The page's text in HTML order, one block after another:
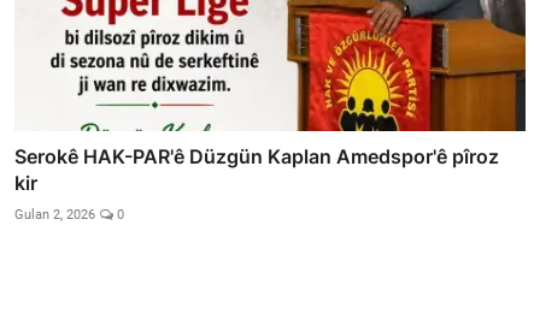
Serokê HAK-PAR'ê Düzgün Kaplan Amedspor'ê pîroz
kir
Gulan 2, 2026 0